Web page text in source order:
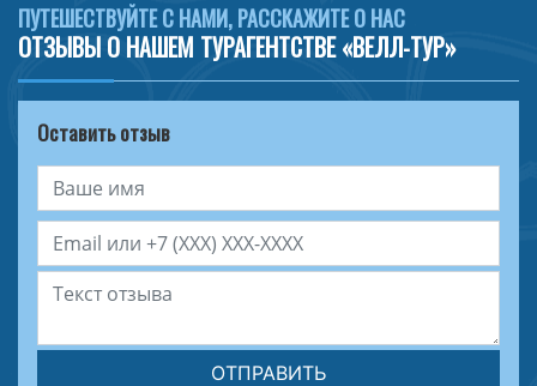
ПУТЕШЕСТВУЙТЕ С НАМИ, РАССКАЖИТЕ О НАС
ОТЗЫВЫ О НАШЕМ ТУРАГЕНТСТВЕ «ВЕЛЛ-ТУР»
Оставить отзыв
ОТПРАВИТЬ